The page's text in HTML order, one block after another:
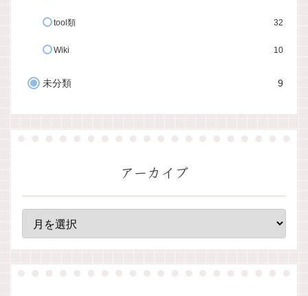
tool類 32
Wiki 10
未分類 9
アーカイブ